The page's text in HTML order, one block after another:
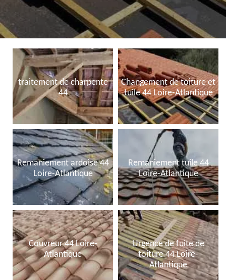
traitement de charpente
44
Changement de toiture et
tuile 44 Loire-Atlantique
Remaniement ardoise 44
Loire-Atlantique
Remaniement tuile 44
Loire-Atlantique
Couvreur 44 Loire-
Atlantique
Urgence de fuite de
toiture 44 Loire-
Atlantique